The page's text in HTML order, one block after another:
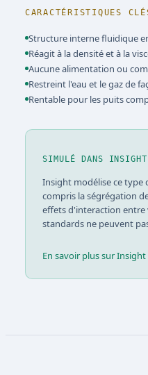
CARACTÉRISTIQUES
Structure interne fluidique
Réagit à la densité et à la
Aucune alimentation ou
Restreint l'eau et le gaz de
Rentable pour les puits
SIMULÉ DANS INSIGHT
Insight modélise ce type
compris la ségrégation
effets d'interaction entre
standards ne peuvent
En savoir plus sur